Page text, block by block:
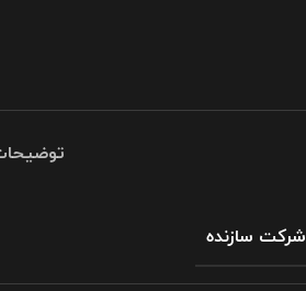
شرکت سازنده